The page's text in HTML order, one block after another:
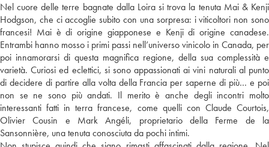
Nel cuore delle terre bagnate dalla Loira si trova la tenuta Mai & Kenji
Hodgson, che ci accoglie subito con una sorpresa: i viticoltori non sono
francesi! Mai è di origine giapponese e Kenji di origine canadese.
Entrambi hanno mosso i primi passi nell’universo vinicolo in Canada, per
poi innamorarsi di questa magnifica regione, della sua complessità e
varietà. Curiosi ed eclettici, si sono appassionati ai vini naturali al punto
di decidere di partire alla volta della Francia per saperne di più… e poi
non se ne sono più andati. Il merito è anche degli incontri molto
interessanti fatti in terra francese, come quelli con Claude Courtois,
Olivier Cousin e Mark Angéli, proprietario della Ferme de la
Sansonnière, una tenuta conosciuta da pochi intimi.